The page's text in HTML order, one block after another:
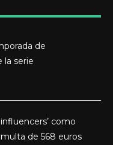
de
la serie
como
de 568 euros